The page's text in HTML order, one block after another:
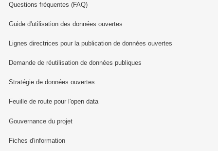
Questions fréquentes (FAQ)
Guide d'utilisation des données ouvertes
Lignes directrices pour la publication de données ouvertes
Demande de réutilisation de données publiques
Stratégie de données ouvertes
Feuille de route pour l'open data
Gouvernance du projet
Fiches d'information